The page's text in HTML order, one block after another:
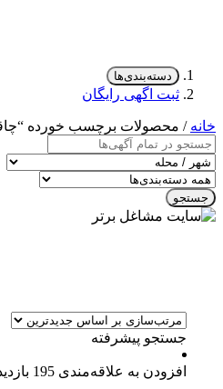
دسته‌بندی‌ها
ثبت اگهی رایگان
خانه / محصولات برچسب خورده
جستجو
جستجو پیشرفته
افزودن به علاقه‌مندی 195 بازدید